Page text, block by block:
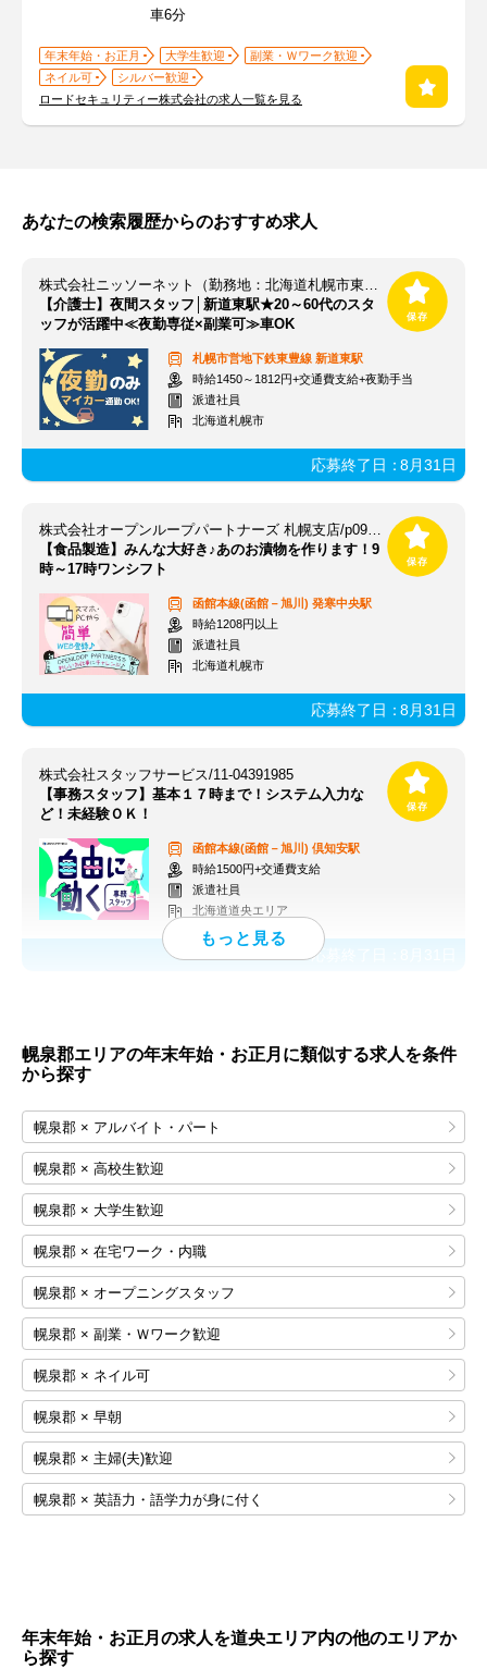
車6分
年末年始・お正月 大学生歓迎
副業・Ｗワーク歓迎
ネイル可
シルバー歓迎
ロードセキュリティー株式会社の求人一覧を見る
あなたの検索履歴からのおすすめ求人
株式会社ニッソーネット（勤務地：北海道札幌市東区）/a09J3000000y8ixIAA
【介護士】夜間スタッフ│新道東駅★20～60代のスタ
ッフが活躍中≪夜勤専従×副業可≫車OK
札幌市営地下鉄東豊線 新道東駅
時給1450～1812円+交通費支給+夜勤手当
派遣社員
北海道札幌市
応募終了日：8月31日
株式会社オープンループパートナーズ 札幌支店/p09260408501
【食品製造】みんな大好き♪あのお漬物を作ります！9
時～17時ワンシフト
函館本線(函館－旭川) 発寒中央駅
時給1208円以上
派遣社員
北海道札幌市
応募終了日：8月31日
株式会社スタッフサービス/11-04391985
【事務スタッフ】基本１７時まで！システム入力な
ど！未経験ＯＫ！
函館本線(函館－旭川) 倶知安駅
時給1500円+交通費支給
派遣社員
北海道道央エリア
応募終了日：
幌泉郡エリアの年末年始・お正月に類似する求人を条件
から探す
幌泉郡 × アルバイト・パート
幌泉郡 × 高校生歓迎
幌泉郡 × 大学生歓迎
幌泉郡 × 在宅ワーク・内職
幌泉郡 × オープニングスタッフ
幌泉郡 × 副業・Ｗワーク歓迎
幌泉郡 × ネイル可
幌泉郡 × 早朝
幌泉郡 × 主婦(夫)歓迎
幌泉郡 × 英語力・語学力が身に付く
年末年始・お正月の求人を道央エリア内の他のエリアか
ら探す